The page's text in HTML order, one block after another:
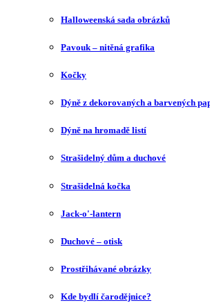
Halloweenská sada obrázků
Pavouk – nitěná grafika
Kočky
Dýně z dekorovaných a barvených
Dýně na hromadě listí
Strašidelný dům a duchové
Strašidelná kočka
Jack-o'-lantern
Duchové – otisk
Prostřihávané obrázky
Kde bydlí čarodějnice?